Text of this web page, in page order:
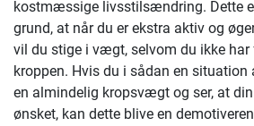
kostmæssige livsstilsændring. Dette
grund, at når du er ekstra aktiv og
vil du stige i vægt, selvom du ikke har
kroppen. Hvis du i sådan en situation
en almindelig kropsvægt og ser, at
ønsket, kan dette blive en